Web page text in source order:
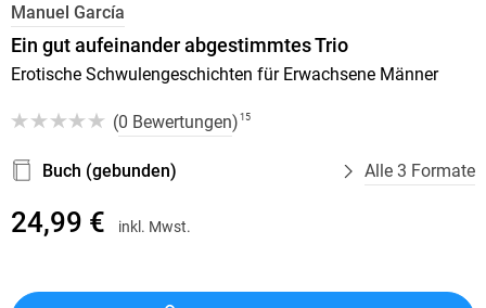
Manuel García
Ein gut aufeinander abgestimmtes Trio
Erotische Schwulengeschichten für Erwachsene Männer
(0 Bewertungen) 15
Buch (gebunden) Alle 3 Formate
24,99 € inkl. Mwst.